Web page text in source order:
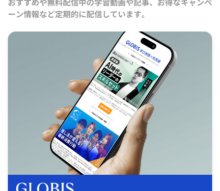
ーン情報など定期的に配信しています。